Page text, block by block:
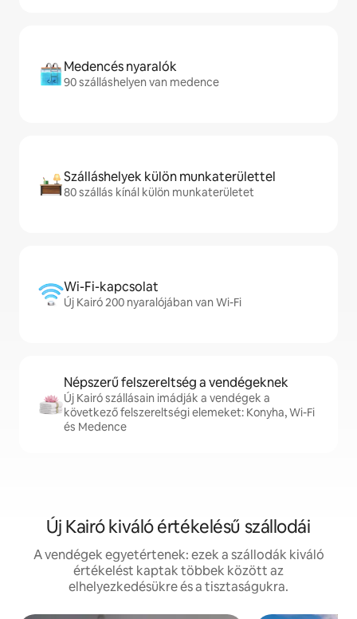
Medencés nyaralók
90 szálláshelyen van medence
Szálláshelyek külön munkaterülettel
80 szállás kínál külön munkaterületet
Wi-Fi-kapcsolat
Új Kairó 200 nyaralójában van Wi-Fi
Népszerű felszereltség a vendégeknek
Új Kairó szállásain imádják a vendégek a
következő felszereltségi elemeket: Konyha, Wi-Fi
és Medence
Új Kairó kiváló értékelésű szállodái
A vendégek egyetértenek: ezek a szállodák kiváló
értékelést kaptak többek között az
elhelyezkedésükre és a tisztaságukra.